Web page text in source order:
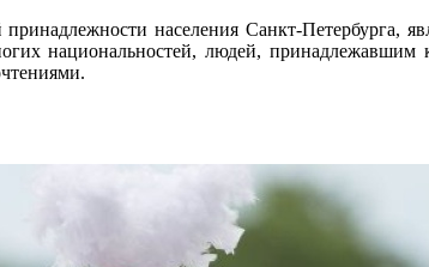
населения Санкт-Петербурга,
национальностей, людей,